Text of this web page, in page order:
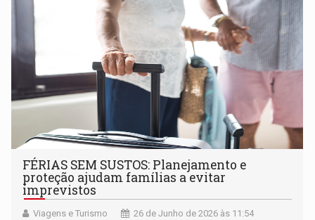
FÉRIAS SEM SUSTOS: Planejamento e
proteção ajudam famílias a evitar
imprevistos
Viagens e Turismo 26 de Junho de 2026 às 11:54